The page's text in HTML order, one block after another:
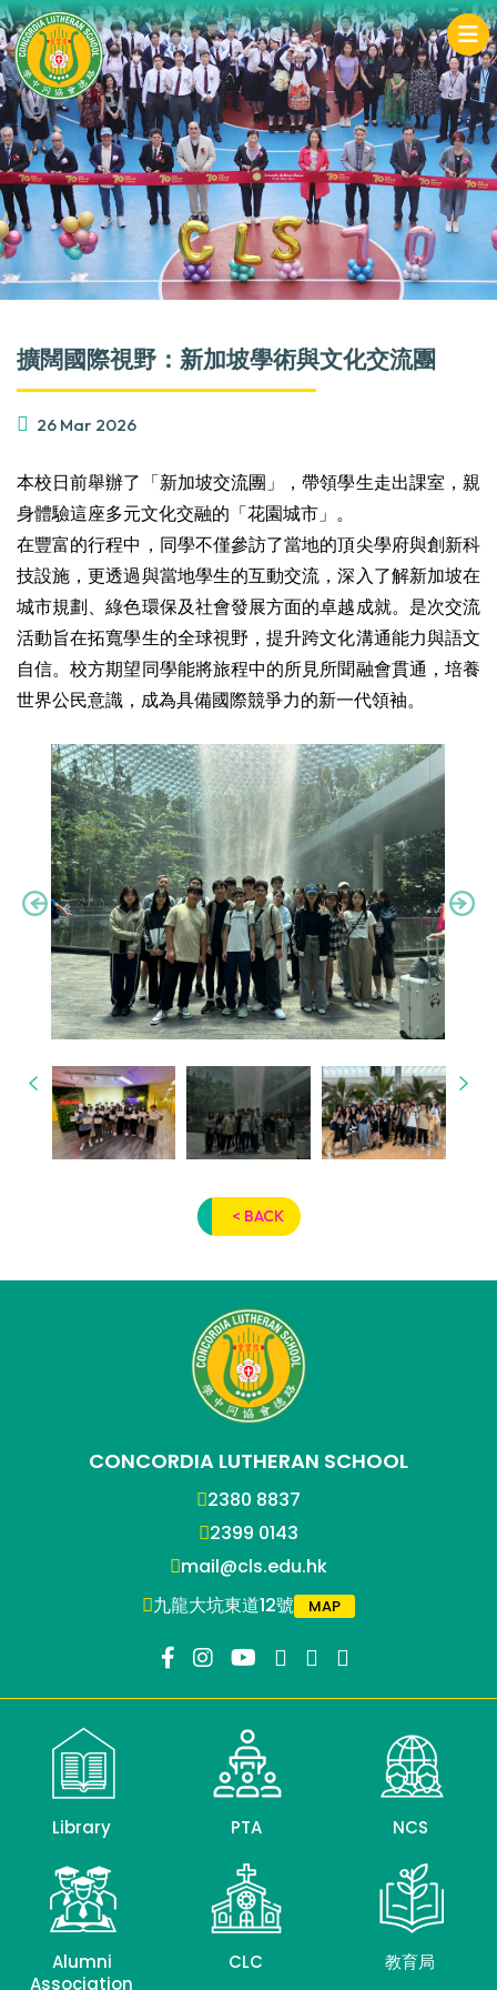
擴闊國際視野：新加坡學術與文化交流團
26 Mar 2026
本校日前舉辦了「新加坡交流團」，帶領學生走出課室，親
身體驗這座多元文化交融的「花園城市」。
在豐富的行程中，同學不僅參訪了當地的頂尖學府與創新科
技設施，更透過與當地學生的互動交流，深入了解新加坡在
城市規劃、綠色環保及社會發展方面的卓越成就。是次交流
活動旨在拓寬學生的全球視野，提升跨文化溝通能力與語文
自信。校方期望同學能將旅程中的所見所聞融會貫通，培養
世界公民意識，成為具備國際競爭力的新一代領袖。
< BACK
CONCORDIA LUTHERAN SCHOOL
2380 8837
2399 0143
mail@cls.edu.hk
九龍大坑東道12號
MAP
Library PTA NCS
Alumni
Association
CLC 教育局